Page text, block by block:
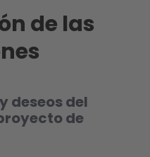
de las
deseos del
de